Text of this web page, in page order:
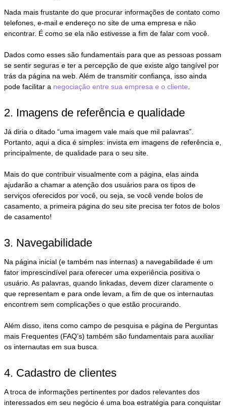
Nada mais frustante do que procurar informações de contato como
telefones, e-mail e endereço no site de uma empresa e não
encontrar. É como se ela não estivesse a fim de falar com você.
Dados como esses são fundamentais para que as pessoas possam
se sentir seguras e ter a percepção de que existe algo tangível por
trás da página na web. Além de transmitir confiança, isso ainda
pode facilitar a negociação entre sua empresa e o cliente
2. Imagens de referência e qualidade
Já diria o ditado “uma imagem vale mais que mil palavras”.
Portanto, aqui a dica é simples: invista em imagens de referência e,
principalmente, de qualidade para o seu site.
Mais do que contribuir visualmente com a página, elas ainda
ajudarão a chamar a atenção dos usuários para os tipos de
serviços oferecidos por você, ou seja, se você vende bolos de
casamento, a primeira página do seu site precisa ter fotos de bolos
de casamento!
3. Navegabilidade
Na página inicial (e também nas internas) a navegabilidade é um
fator imprescindível para oferecer uma experiência positiva o
usuário. As palavras, quando linkadas, devem dizer claramente o
que representam e para onde levam, a fim de que os internautas
encontrem sem complicações o que estão procurando.
Além disso, itens como campo de pesquisa e página de Perguntas
mais Frequentes (FAQ’s) também são fundamentais para auxiliar
os internautas em sua busca.
4. Cadastro de clientes
A troca de informações pertinentes por dados relevantes dos
interessados em seu negócio é uma boa estratégia para conquistar